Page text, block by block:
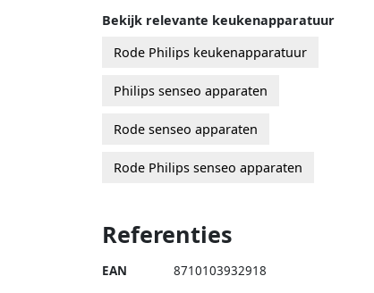
Bekijk relevante keukenapparatuur
Rode Philips keukenapparatuur
Philips senseo apparaten
Rode senseo apparaten
Rode Philips senseo apparaten
Referenties
EAN 8710103932918